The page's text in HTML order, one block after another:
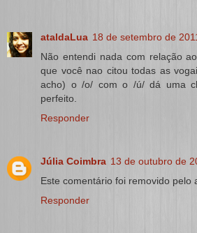
ataldaLua 18 de setembro de
Não entendi nada com relação
que você nao citou todas as
acho) o /o/ com o /ú/ dá uma
perfeito.
Responder
Júlia Coimbra 13 de outubro de
Este comentário foi removido pelo
Responder